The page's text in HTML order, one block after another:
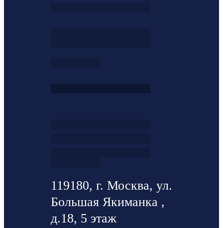
119180, г. Москва, ул.
Большая Якиманка ,
д.18, 5 этаж